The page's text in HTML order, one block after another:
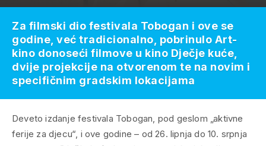
Deveto izdanje festivala Tobogan, pod geslom „aktivne
ferije za djecu“, i ove godine – od 26. lipnja do 10. srpnja
Za filmski dio festivala Tobogan i ove se
godine, već tradicionalno, pobrinulo Art-
kino donoseći filmove u kino Dječje kuće,
dvije projekcije na otvorenom te na novim i
specifičnim gradskim lokacijama